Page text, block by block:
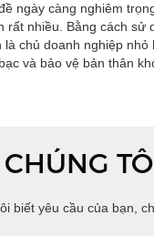
ngày càng nghiêm
rất nhiều. Bằng cách
là chủ doanh nghiệp
và bảo vệ bản thân
biết yêu cầu của bạn,